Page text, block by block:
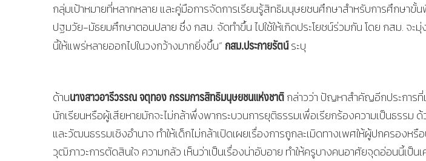
กลุ่มเป้าหมายที่หลากหลาย และคู่มือการจัดการเรียนรู้สิทธิมนุษยชนศึกษาสำหรับการศึกษาขั้
ปฐมวัย-มัธยมศึกษาตอนปลาย ซึ่ง กสม. จัดทำขึ้น ไปใช้ให้เกิดประโยชน์ร่วมกัน โดย กสม. จะ
นี้ให้แพร่หลายออกไปในวงกว้างมากยิ่งขึ้น” กสม.ประกายรัตน์ระบุ
ด้านนางสาวอารีวรรณ จตุทอง กรรมการสิทธิมนุษยชนแห่งชาติกล่าวว่า ปัญหาสำคัญอีกประการ
นักเรียนหรือผู้เสียหายมักจะไม่กล้าพึ่งพากระบวนการยุติธรรมเพื่อเรียกร้องความเป็นธรรม
และวัฒนธรรมเชิงอำนาจ ทำให้เด็กไม่กล้าเปิดเผยเรื่องการถูกละเมิดทางเพศให้ผู้ปกครองห
วุฒิภาวะการตัดสินใจ ความกลัว เห็นว่าเป็นเรื่องน่าอับอาย ทำให้ครูบางคนอาศัยจุดอ่อนนี้เป็น